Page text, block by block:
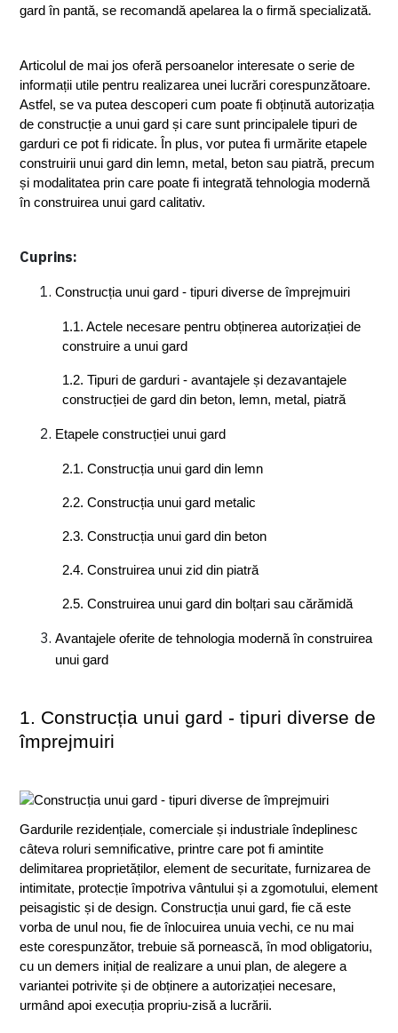
gard în pantă, se recomandă apelarea la o firmă specializată.
Articolul de mai jos oferă persoanelor interesate o serie de
informații utile pentru realizarea unei lucrări corespunzătoare.
Astfel, se va putea descoperi cum poate fi obținută autorizația
de construcție a unui gard și care sunt principalele tipuri de
garduri ce pot fi ridicate. În plus, vor putea fi urmărite etapele
construirii unui gard din lemn, metal, beton sau piatră, precum
și modalitatea prin care poate fi integrată tehnologia modernă
în construirea unui gard calitativ.
Cuprins:
Construcția unui gard - tipuri diverse de împrejmuiri
1.1. Actele necesare pentru obținerea autorizației de
construire a unui gard
1.2. Tipuri de garduri - avantajele și dezavantajele
construcției de gard din beton, lemn, metal, piatră
Etapele construcției unui gard
2.1. Construcția unui gard din lemn
2.2. Construcția unui gard metalic
2.3. Construcția unui gard din beton
2.4. Construirea unui zid din piatră
2.5. Construirea unui gard din bolțari sau cărămidă
Avantajele oferite de tehnologia modernă în construirea
unui gard
1. Construcția unui gard - tipuri diverse de
împrejmuiri
Gardurile rezidențiale, comerciale și industriale îndeplinesc
câteva roluri semnificative, printre care pot fi amintite
delimitarea proprietăților, element de securitate, furnizarea de
intimitate, protecție împotriva vântului și a zgomotului, element
peisagistic și de design. Construcția unui gard, fie că este
vorba de unul nou, fie de înlocuirea unuia vechi, ce nu mai
este corespunzător, trebuie să pornească, în mod obligatoriu,
cu un demers inițial de realizare a unui plan, de alegere a
variantei potrivite și de obținere a autorizației necesare,
urmând apoi execuția propriu-zisă a lucrării.